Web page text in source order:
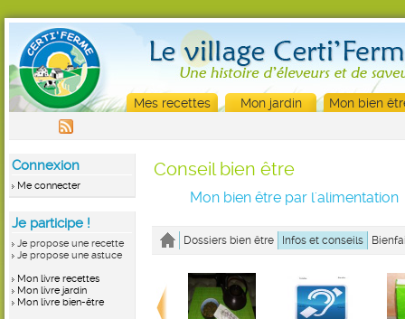
Mes recettes Mon jardin Mon bien
Connexion
Me connecter
Je participe !
Je propose une recette
Je propose une astuce
Mon livre recettes
Mon livre jardin
Mon livre bien-être
Conseil bien être
Mon bien être par l'alimentation
Dossiers bien être Infos et conseils